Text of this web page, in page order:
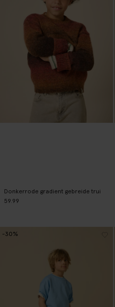
Donkerrode gradient gebreide trui
59.99
-30%